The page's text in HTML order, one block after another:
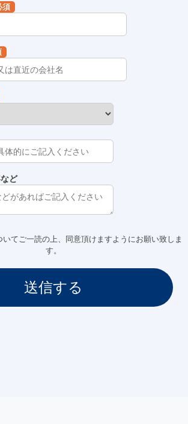
須
ど
いてご一読の上、同意頂けますようにお願い致しま
す。